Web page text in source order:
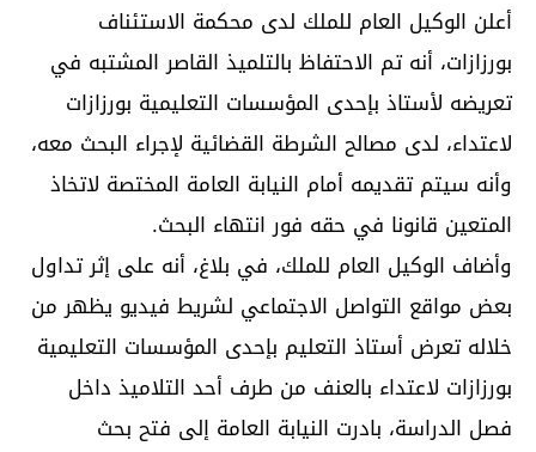
أعلن الوكيل العام للملك لدى محكمة الاستئناف
بورزازات، أنه تم الاحتفاظ بالتلميذ القاصر المشتبه في
تعريضه لأستاذ بإحدى المؤسسات التعليمية بورزازات
لاعتداء، لدى مصالح الشرطة القضائية لإجراء البحث معه،
وأنه سيتم تقديمه أمام النيابة العامة المختصة لاتخاذ
المتعين قانونا في حقه فور انتهاء البحث.
وأضاف الوكيل العام للملك، في بلاغ، أنه على إثر تداول
بعض مواقع التواصل الاجتماعي لشريط فيديو يظهر من
خلاله تعرض أستاذ التعليم بإحدى المؤسسات التعليمية
بورزازات لاعتداء بالعنف من طرف أحد التلاميذ داخل
فصل الدراسة، بادرت النيابة العامة إلى فتح بحث